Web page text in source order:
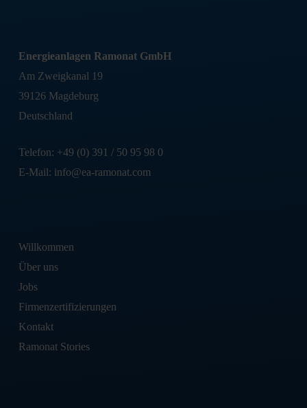
Energieanlagen Ramonat GmbH
Am Zweigkanal 19
39126 Magdeburg
Deutschland
Telefon: +49 (0) 391 / 50 95 98 0
E-Mail: info@ea-ramonat.com
Willkommen
Über uns
Jobs
Firmenzertifizierungen
Kontakt
Ramonat Stories